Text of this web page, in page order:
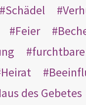
Schädel
Feier
Heirat
des Gebetes